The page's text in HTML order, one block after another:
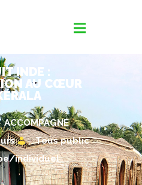
INDE :
AU CŒUR
ACCOMPAGNÉ
Tous public
individuel